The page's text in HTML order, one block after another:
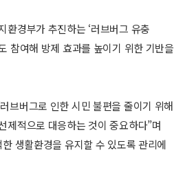
환경부가 추진하는 ‘러브버그 유충
참여해 방제 효과를 높이기 위한 기반을
브버그로 인한 시민 불편을 줄이기 위해
제적으로 대응하는 것이 중요하다”며
생활환경을 유지할 수 있도록 관리에